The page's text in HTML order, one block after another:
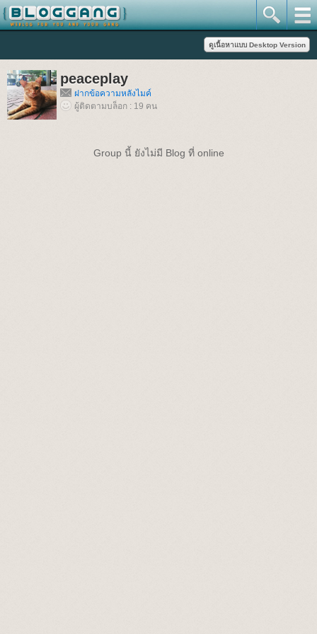
peaceplay
ฝากข้อความหลังไมค์
ผู้ติดตามบล็อก : 19 คน
Group นี้ ยังไม่มี Blog ที่ online